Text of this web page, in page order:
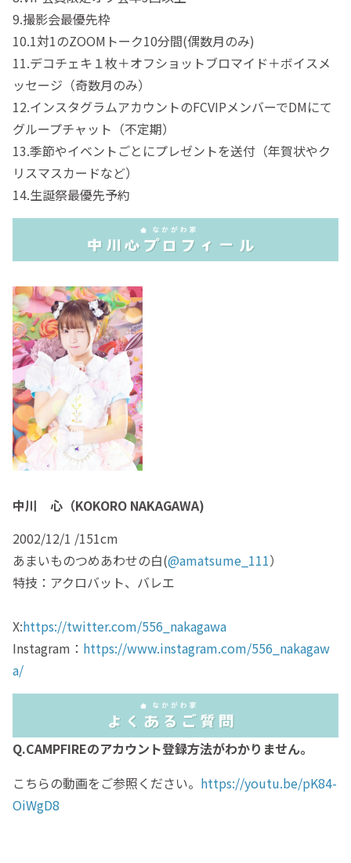
9.撮影会最優先枠
10.1対1のZOOMトーク10分間(偶数月のみ)
11.デコチェキ１枚＋オフショットブロマイド＋ボイスメ
ッセージ（奇数月のみ）
12.インスタグラムアカウントのFCVIPメンバーでDMにて
グループチャット（不定期）
13.季節やイベントごとにプレゼントを送付（年賀状やク
リスマスカードなど）
14.生誕祭最優先予約
中川 心（KOKORO NAKAGAWA)
2002/12/1 /151cm
あまいものつめあわせの白(@amatsume_111）
特技：アクロバット、バレエ
X:https://twitter.com/556_nakagawa
Instagram： https://www.instagram.com/556_nakagaw
a/
Q.CAMPFIREのアカウント登録方法がわかりません。
こちらの動画をご参照ください。 https://youtu.be/pK84-
OiWgD8